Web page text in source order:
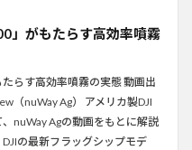
」がもたらす高効率噴霧
らす高効率噴霧の実態 動画出
（nuWay Ag） アメリカ製DJI
nuWay Agの動画をもとに解説
の最新フラッグシップモデ